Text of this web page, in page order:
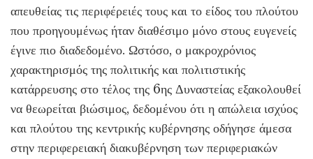
απευθείας τις περιφέρειές τους και το είδος του πλούτου
που προηγουμένως ήταν διαθέσιμο μόνο στους ευγενείς
έγινε πιο διαδεδομένο. Ωστόσο, ο μακροχρόνιος
χαρακτηρισμός της πολιτικής και πολιτιστικής
κατάρρευσης στο τέλος της 6ης Δυναστείας εξακολουθεί
να θεωρείται βιώσιμος, δεδομένου ότι η απώλεια ισχύος
και πλούτου της κεντρικής κυβέρνησης οδήγησε άμεσα
στην περιφερειακή διακυβέρνηση των περιφεριακών